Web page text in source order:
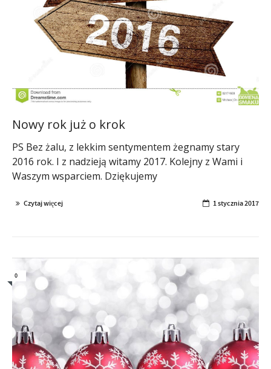
Nowy rok już o krok
PS Bez żalu, z lekkim sentymentem żegnamy stary
2016 rok. I z nadzieją witamy 2017. Kolejny z Wami i
Waszym wsparciem. Dziękujemy
Czytaj więcej 1 stycznia 2017
0